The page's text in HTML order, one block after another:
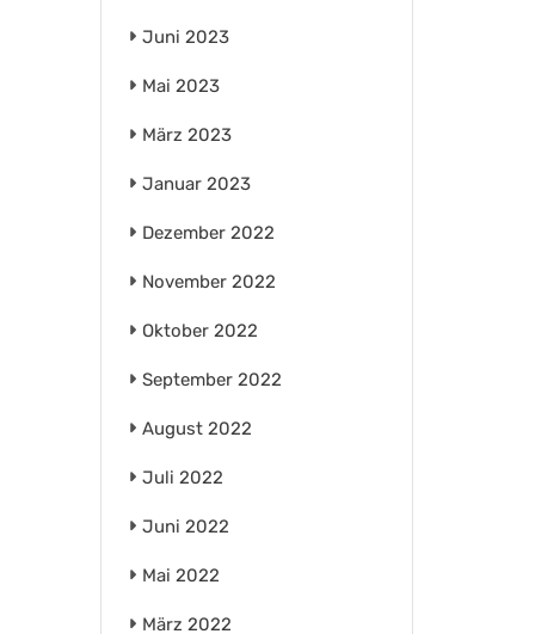
Juni 2023
Mai 2023
März 2023
Januar 2023
Dezember 2022
November 2022
Oktober 2022
September 2022
August 2022
Juli 2022
Juni 2022
Mai 2022
März 2022